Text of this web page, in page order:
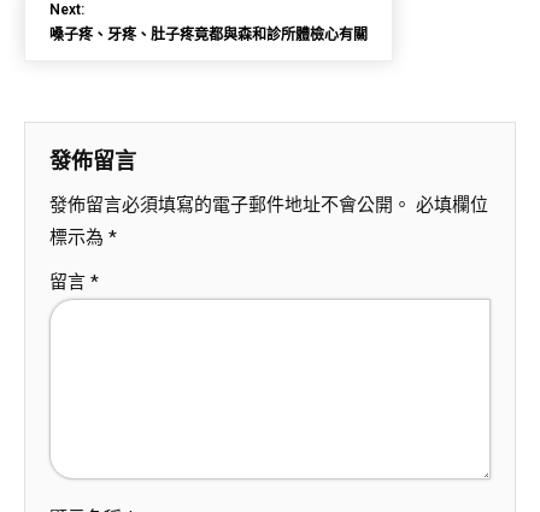
Next:
嗓子疼、牙疼、肚子疼竟都與森和診所體檢心有關
發佈留言
發佈留言必須填寫的電子郵件地址不會公開。 必填欄位
標示為 *
留言 *